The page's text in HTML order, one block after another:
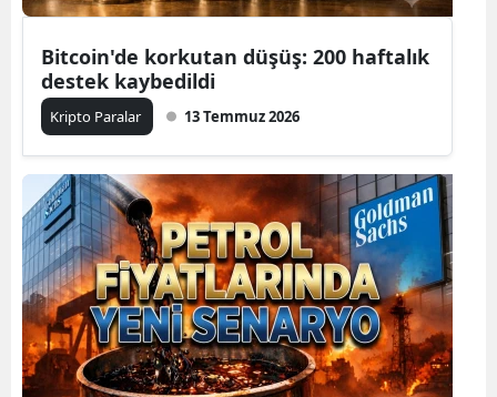
Bitcoin'de korkutan düşüş: 200 haftalık
destek kaybedildi
Kripto Paralar 13 Temmuz 2026